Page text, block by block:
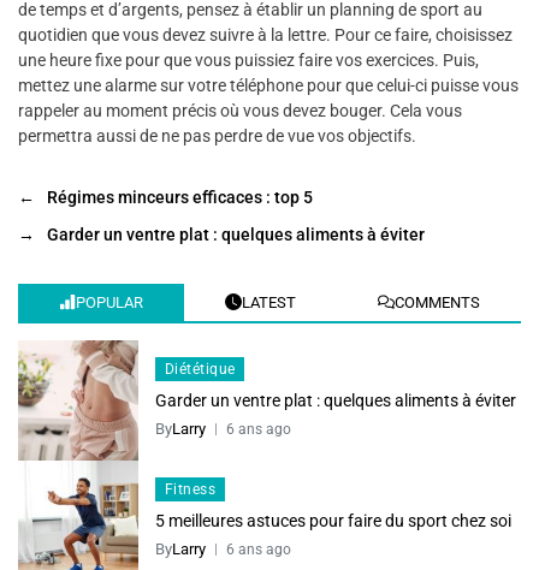
de temps et d’argents, pensez à établir un planning de sport au
quotidien que vous devez suivre à la lettre. Pour ce faire, choisissez
une heure fixe pour que vous puissiez faire vos exercices. Puis,
mettez une alarme sur votre téléphone pour que celui-ci puisse vous
rappeler au moment précis où vous devez bouger. Cela vous
permettra aussi de ne pas perdre de vue vos objectifs.
←
Régimes minceurs efficaces : top 5
→
Garder un ventre plat : quelques aliments à éviter
POPULAR LATEST COMMENTS
Diététique
Garder un ventre plat : quelques aliments à éviter
ByLarry 6 ans ago
Fitness
5 meilleures astuces pour faire du sport chez soi
ByLarry 6 ans ago